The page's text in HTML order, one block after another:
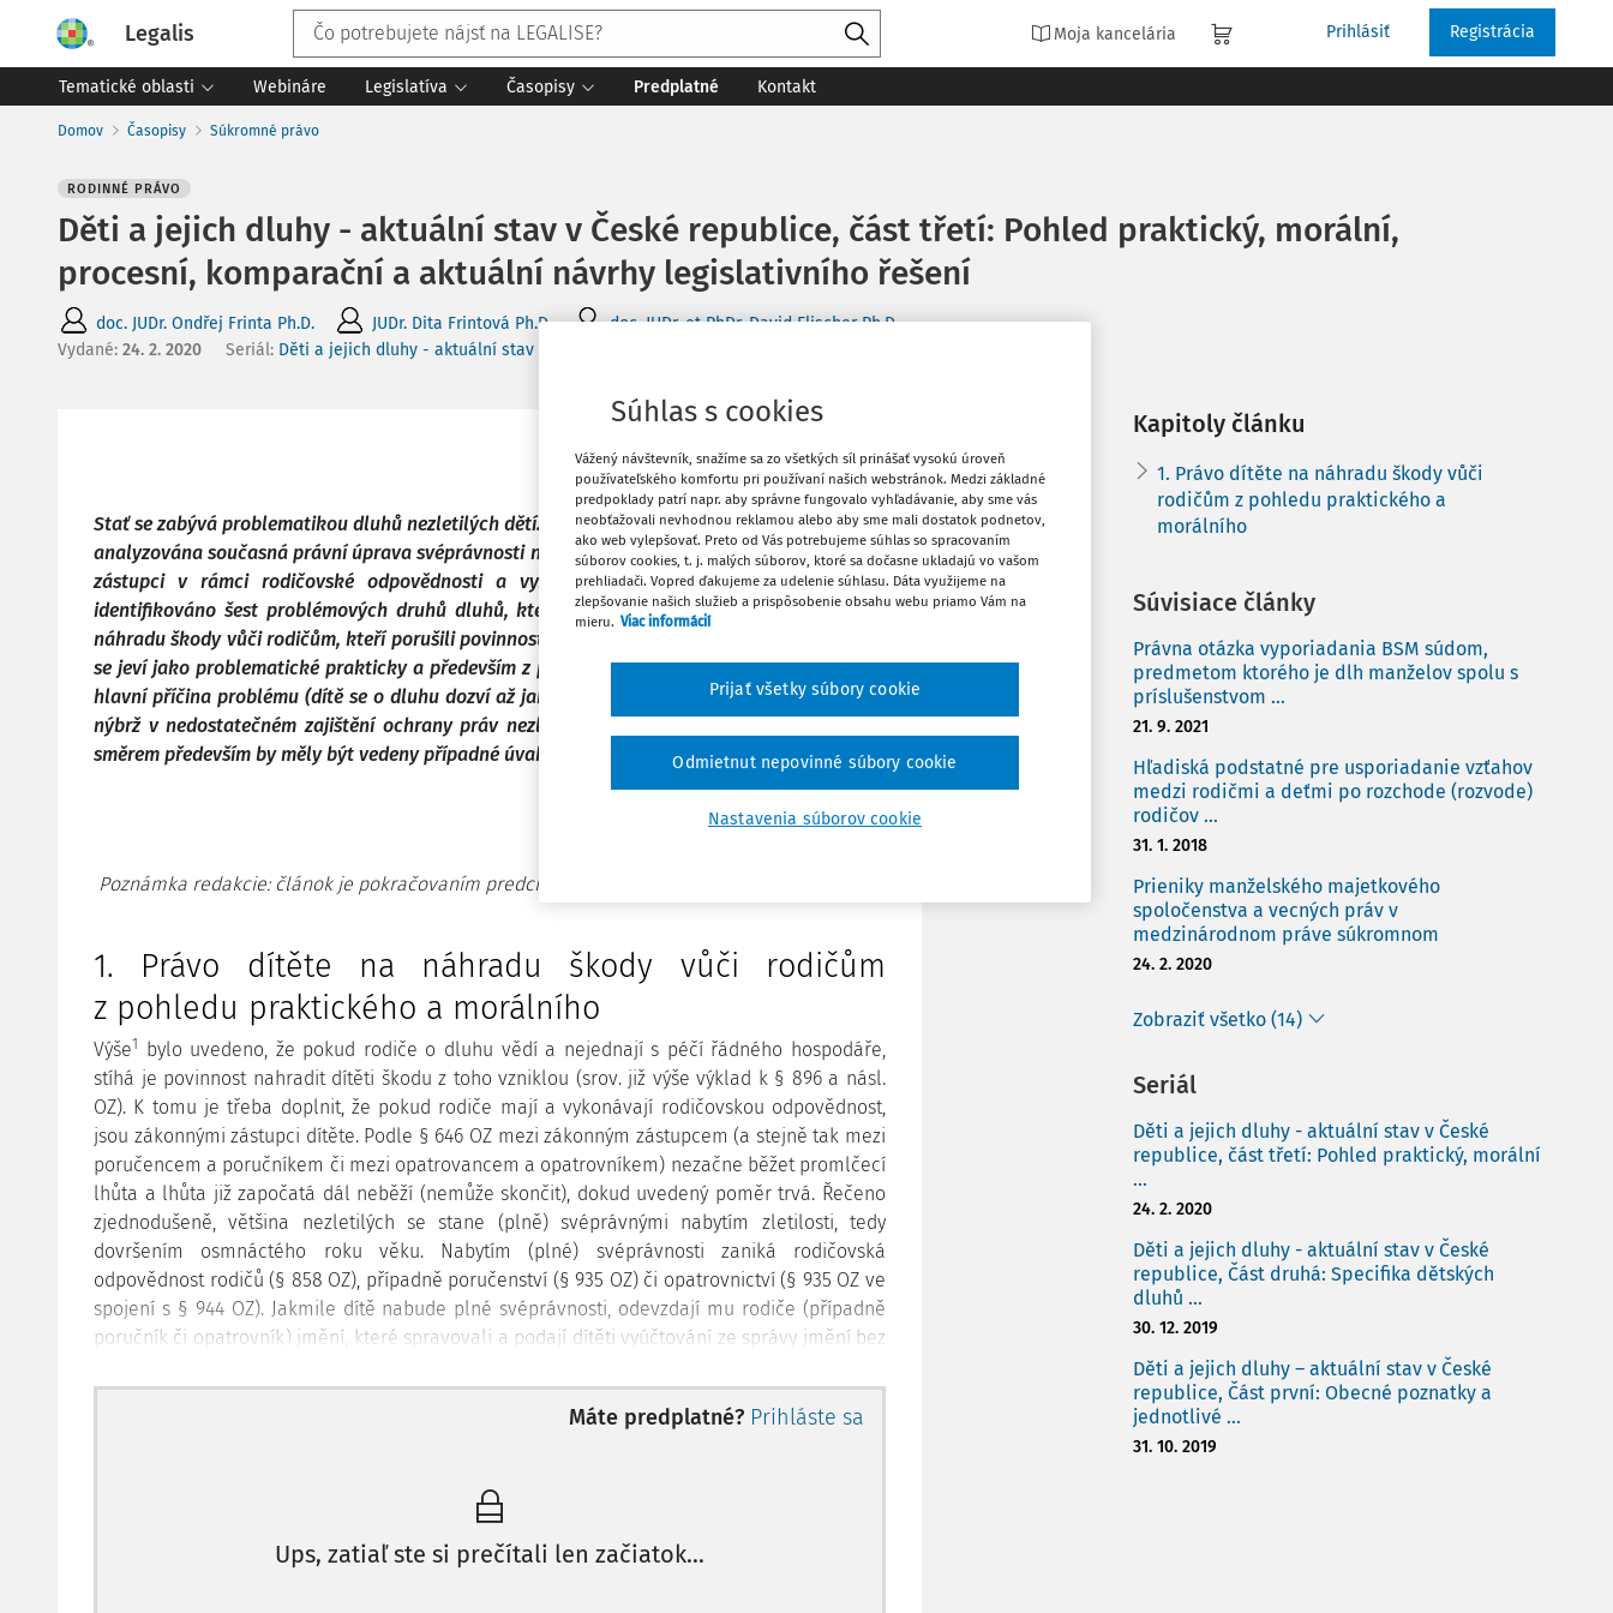
Legalis Moja kancelária Prihlásiť Registrácia
Tematické oblasti Webináre Legislatíva Časopisy Predplatné Kontakt
Domov Časopisy Súkromné právo
RODINNÉ PRÁVO
Děti a jejich dluhy - aktuální stav v České republice, část třetí: Pohled praktický, morální,
procesní, komparační a aktuální návrhy legislativního řešení
doc. JUDr. Ondřej Frinta Ph.D. JUDr. Dita Frintová Ph.D.
doc. JUDr. et PhDr. David Elischer Ph.D.
Vydané: 24. 2. 2020 Seriál: Děti a jejich dluhy - aktuální stav v České republice
Stať se zabývá problematikou dluhů nezletilých dětí. Navazuje na první část studie, v níž byla
analyzována současná právní úprava svéprávnosti nezletilých, správy jejich jmění zákonnými
zástupci v rámci rodičovské odpovědnosti a vyživovací povinnost rodičů k dětem a
identifikováno šest problémových druhů dluhů, které nezletilým vznikají. Odkázat dítě na
náhradu škody vůči rodičům, kteří porušili povinnost péče řádného hospodáře o jmění dítěte,
se jeví jako problematické prakticky a především z pohledu morálního. To platí tím spíše, že
hlavní příčina problému (dítě se o dluhu dozví až jako dospělé) není v občanském zákoníku,
nýbrž v nedostatečném zajištění ochrany práv nezletilých v civilním řízení sporném. Tímto
směrem především by měly být vedeny případné úvahy o změně současné právní úpravy.
Poznámka redakcie: článok je pokračovaním predchádzajúceho článku.
1. Právo dítěte na náhradu škody vůči rodičům
z pohledu praktického a morálního
Výše1
bylo uvedeno, že pokud rodiče o dluhu vědí a nejednají s péčí řádného hospodáře,
stíhá je povinnost nahradit dítěti škodu z toho vzniklou (srov. již výše výklad k § 896 a násl.
OZ). K tomu je třeba doplnit, že pokud rodiče mají a vykonávají rodičovskou odpovědnost,
jsou zákonnými zástupci dítěte. Podle § 646 OZ mezi zákonným zástupcem (a stejně tak mezi
poručencem a poručníkem či mezi opatrovancem a opatrovníkem) nezačne běžet promlčecí
lhůta a lhůta již započatá dál neběží (nemůže skončit), dokud uvedený poměr trvá. Řečeno
zjednodušeně, většina nezletilých se stane (plně) svéprávnými nabytím zletilosti, tedy
dovršením osmnáctého roku věku. Nabytím (plné) svéprávnosti zaniká rodičovská
odpovědnost rodičů (§ 858 OZ), případně poručenství (§ 935 OZ) či opatrovnictví (§ 935 OZ ve
spojení s § 944 OZ). Jakmile dítě nabude plné svéprávnosti, odevzdají mu rodiče (případně
poručník či opatrovník) jmění, které spravovali a podají dítěti vyúčtování ze správy jmění bez
svéprávnosti. Vyúčtování není zapotřebí, pokud je dítě nežádá (§ 902 odst. 1 OZ). Budeme-li
předpokládat, že by se dítě o dlužném jízdném od rodičů dozvědělo v rámci převzetí svého
V případě práva na náhradu škody či jiné újmy se zásadně jedná o lhůtu desetiletou,
v případě úmyslně způsobené škody jde o lhůtu patnáctiletou (§ 636 OZ). Dítě by tedy mělo
mít dostatek času, aby mohlo vůči rodičům začít vymáhat škodu, kterou mu způsobili
Máte predplatné? Prihláste sa
Ups, zatiaľ ste si prečítali len začiatok...
Vytlačiť
Obľúbené
Zdieľať
Kapitoly článku
1. Právo dítěte na náhradu škody vůči
rodičům z pohledu praktického a
morálního
Súvisiace články
Právna otázka vyporiadania BSM súdom,
predmetom ktorého je dlh manželov spolu s
príslušenstvom ...
21. 9. 2021
Hľadiská podstatné pre usporiadanie vzťahov
medzi rodičmi a deťmi po rozchode (rozvode)
rodičov ...
31. 1. 2018
Prieniky manželského majetkového
spoločenstva a vecných práv v
medzinárodnom práve súkromnom
24. 2. 2020
Zobraziť všetko (14)
Seriál
Děti a jejich dluhy - aktuální stav v České
republice, část třetí: Pohled praktický, morální
...
24. 2. 2020
Děti a jejich dluhy - aktuální stav v České
republice, Část druhá: Specifika dětských
dluhů ...
30. 12. 2019
Děti a jejich dluhy – aktuální stav v České
republice, Část první: Obecné poznatky a
jednotlivé ...
31. 10. 2019
Súhlas s cookies
Vážený návštevník, snažíme sa zo všetkých síl prinášať vysokú úroveň
používateľského komfortu pri používaní našich webstránok. Medzi základné
predpoklady patrí napr. aby správne fungovalo vyhľadávanie, aby sme vás
neobťažovali nevhodnou reklamou alebo aby sme mali dostatok podnetov,
ako web vylepšovať. Preto od Vás potrebujeme súhlas so spracovaním
súborov cookies, t. j. malých súborov, ktoré sa dočasne ukladajú vo vašom
prehliadači. Vopred ďakujeme za udelenie súhlasu. Dáta využijeme na
zlepšovanie našich služieb a prispôsobenie obsahu webu priamo Vám na
mieru. Viac informácií
Nastavenia súborov cookie
Odmietnut nepovinné súbory cookie
Prijať všetky súbory cookie